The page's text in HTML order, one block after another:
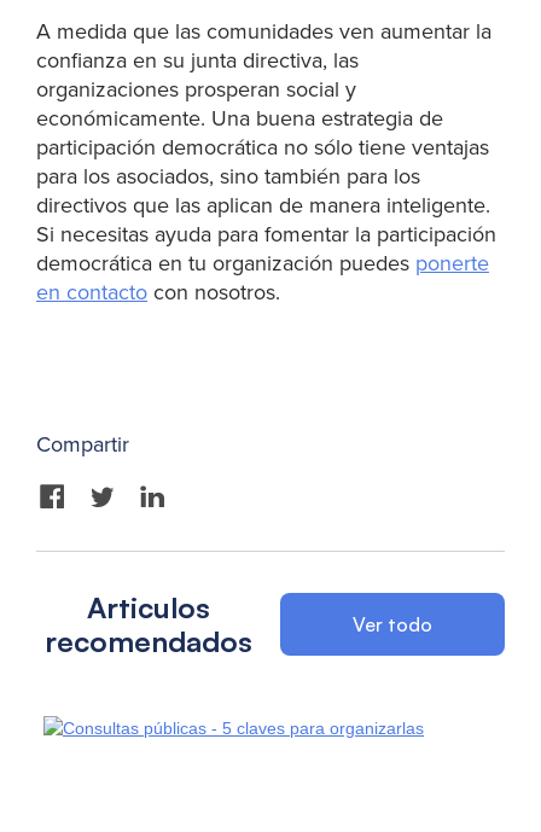
A medida que las comunidades ven aumentar la
confianza en su junta directiva, las
organizaciones prosperan social y
económicamente. Una buena estrategia de
participación democrática no sólo tiene ventajas
para los asociados, sino también para los
directivos que las aplican de manera inteligente.
Si necesitas ayuda para fomentar la participación
democrática en tu organización puedes ponerte
en contactocon nosotros.
Compartir
Articulos
recomendados
Ver todo